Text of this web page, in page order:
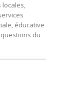
locales,
éducative
du